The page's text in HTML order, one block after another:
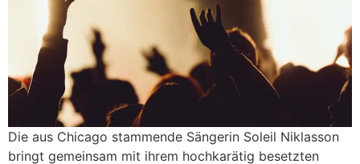
Die aus Chicago stammende Sängerin Soleil Niklasson
bringt gemeinsam mit ihrem hochkarätig besetzten